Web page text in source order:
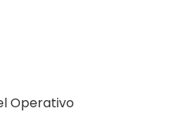
Operativo